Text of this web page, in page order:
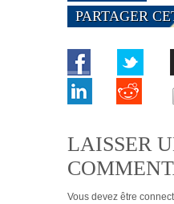
PARTAGER
LAISSER
Vous devez être